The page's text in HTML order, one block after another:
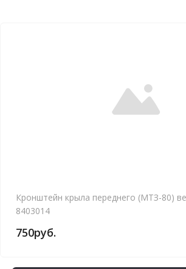
Кронштейн крыла переднего (МТЗ-80)
8403014
750руб.